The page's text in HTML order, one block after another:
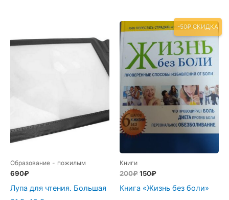
Образование - пожилым
690₽
Лупа для чтения. Большая
-50₽ СКИДКА
Книги
200₽Первоначальная
составляла
150₽Текущая
150₽.
Книга «Жизнь без боли»